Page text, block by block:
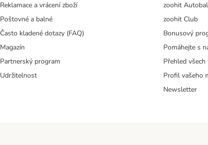
Reklamace a vrácení zboží
Poštovné a balné
Často kladené dotazy (FAQ)
Magazín
Partnerský program
Udržitelnost
zoohit
zoohit Club
Bonusový
Pomáhejte s
Přehled všech
Profil vašeho
Newsletter